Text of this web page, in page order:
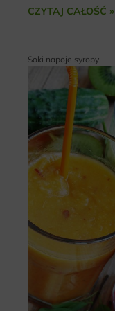
CZYTAJ CAŁOŚĆ »
Soki napoje syropy